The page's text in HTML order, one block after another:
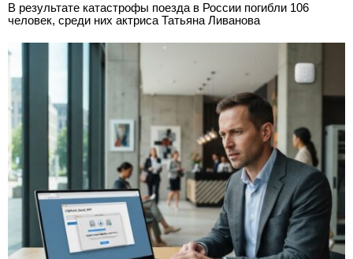
В результате катастрофы поезда в России погибли 106
человек, среди них актриса Татьяна Ливанова